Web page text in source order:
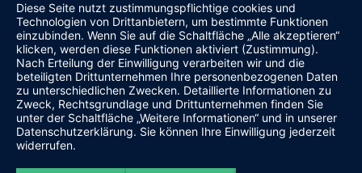
Diese Seite nutzt zustimmungspflichtige cookies und
Technologien von Drittanbietern, um bestimmte Funktionen
einzubinden. Wenn Sie auf die Schaltfläche „Alle akzeptieren“
klicken, werden diese Funktionen aktiviert (Zustimmung).
Nach Erteilung der Einwilligung verarbeiten wir und die
beteiligten Drittunternehmen Ihre personenbezogenen Daten
zu unterschiedlichen Zwecken. Detaillierte Informationen zu
Zweck, Rechtsgrundlage und Drittunternehmen finden Sie
unter der Schaltfläche „Weitere Informationen“ und in unserer
Datenschutzerklärung. Sie können Ihre Einwilligung jederzeit
widerrufen.